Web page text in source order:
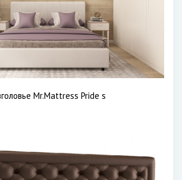
Mr.Mattress Pride s